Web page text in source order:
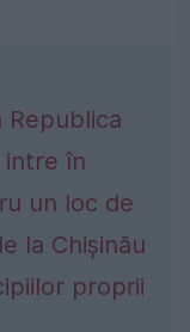
Republica
intre în
un loc de
la Chișinău
proprii